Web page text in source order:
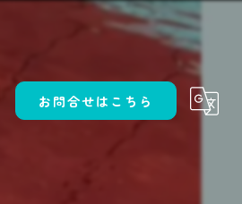
お問合せはこちら